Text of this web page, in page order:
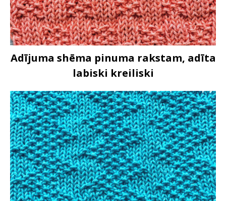
Adījuma shēma pinuma rakstam, adīta
labiski kreiliski